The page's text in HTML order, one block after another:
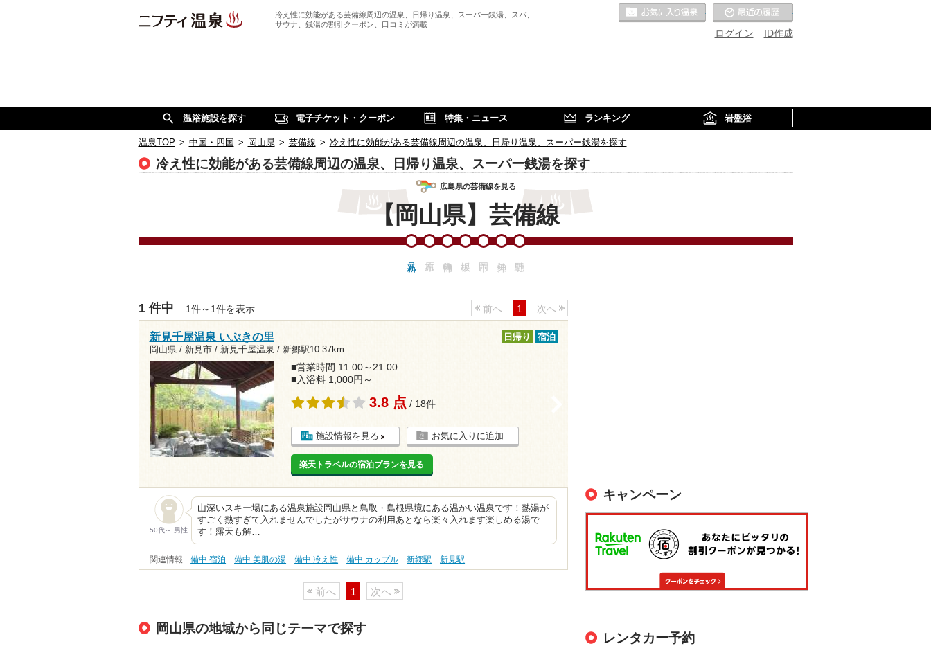
冷え性に効能がある芸備線周辺の温泉、日帰り温泉、スーパー銭湯、スパ、
サウナ、銭湯の割引クーポン、口コミが満載
ID作成
ログイン
お気に入りの温泉
温浴施設を探す 電子チケット・クーポン 特集・ニュース ランキング 岩盤浴
温泉TOP > 中国・四国 > 岡山県 > 芸備線 > 冷え性に効能がある芸備線周辺の温泉、日帰り温泉、スーパー銭湯を探す
冷え性に効能がある芸備線周辺の温泉、日帰り温泉、スーパー銭湯を探す
広島県の芸備線を見る
【岡山県】芸備線
1 件中 1件～1件を表示 前へ 1 次へ
新見千屋温泉 いぶきの里
岡山県 / 新見市 / 新見千屋温泉 / 新郷駅10.37km
日帰り 宿泊
■営業時間 11:00～21:00
■入浴料 1,000円～
3.8 点 / 18件
施設情報を見る お気に入りに追加
楽天トラベルの宿泊プランを見る
50代～ 男性
山深いスキー場にある温泉施設岡山県と鳥取・島根県境にある温かい温泉です！熱湯が
すごく熱すぎて入れませんでしたがサウナの利用あとなら楽々入れます楽しめる湯で
す！露天も解…
関連情報 備中 宿泊 備中 美肌の湯 備中 冷え性 備中 カップル 新郷駅 新見駅
前へ 1 次へ
岡山県の地域から同じテーマで探す
キャンペーン
レンタカー予約